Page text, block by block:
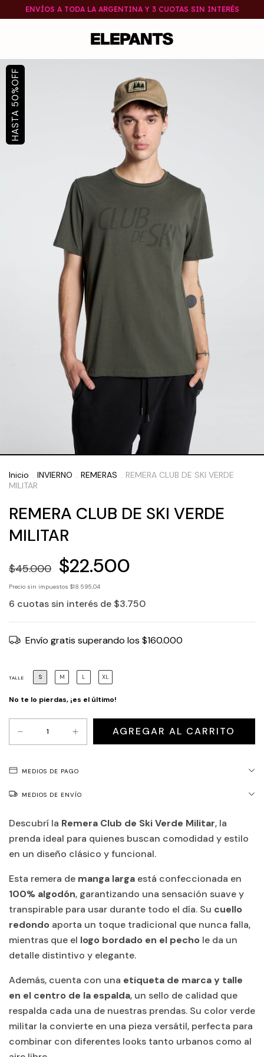
ENVÍOS A TODA LA ARGENTINA Y 3 CUOTAS SIN INTERÉS
50
%
OFF
Inicio . INVIERNO . REMERAS . REMERA CLUB DE SKI VERDE
MILITAR
REMERA CLUB DE SKI VERDE
MILITAR
$45.000 $22.500
6 cuotas sin interés de $3.750
Precio sin impuestos $18.595,04
Envío gratis superando los $160.000
TALLE S M L XL
No te lo pierdas, ¡es el último!
MEDIOS DE PAGO
MEDIOS DE ENVÍO
Descubrí la Remera Club de Ski Verde Militar, la
prenda ideal para quienes buscan comodidad y estilo
en un diseño clásico y funcional.
Esta remera de manga larga está confeccionada en
100% algodón, garantizando una sensación suave y
transpirable para usar durante todo el día. Su cuello
redondo aporta un toque tradicional que nunca falla,
mientras que el logo bordado en el pecho le da un
detalle distintivo y elegante.
Además, cuenta con una etiqueta de marca y talle
en el centro de la espalda, un sello de calidad que
respalda cada una de nuestras prendas. Su color verde
militar la convierte en una pieza versátil, perfecta para
combinar con diferentes looks tanto urbanos como al